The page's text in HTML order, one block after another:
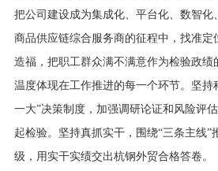
把公司建设成为集成化、平台化、数智化
商品供应链综合服务商的征程中，找准定
造福，把职工群众满不满意作为检验政绩
温度体现在工作推进的每一个环节。坚持
一大”决策制度，加强调研论证和风险评
起检验。坚持真抓实干，围绕“三条主线”
级，用实干实绩交出杭钢外贸合格答卷。